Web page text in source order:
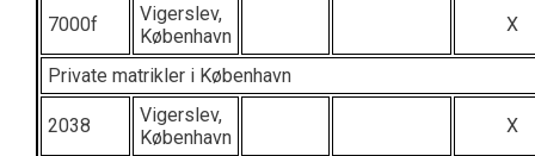
7000f
Vigerslev,
København
X
Private matrikler i København
2038
Vigerslev,
København
X